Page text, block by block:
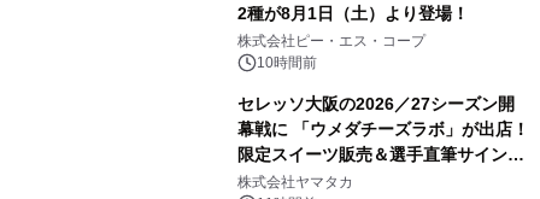
2種が8月1日（土）より登場！
株式会社ピー・エス・コープ
10時間前
セレッソ大阪の2026／27シーズン開
幕戦に 「ウメダチーズラボ」が出店！
限定スイーツ販売＆選手直筆サイング
ッズが当たる抽選会を 8月8日に開催
株式会社ヤマタカ